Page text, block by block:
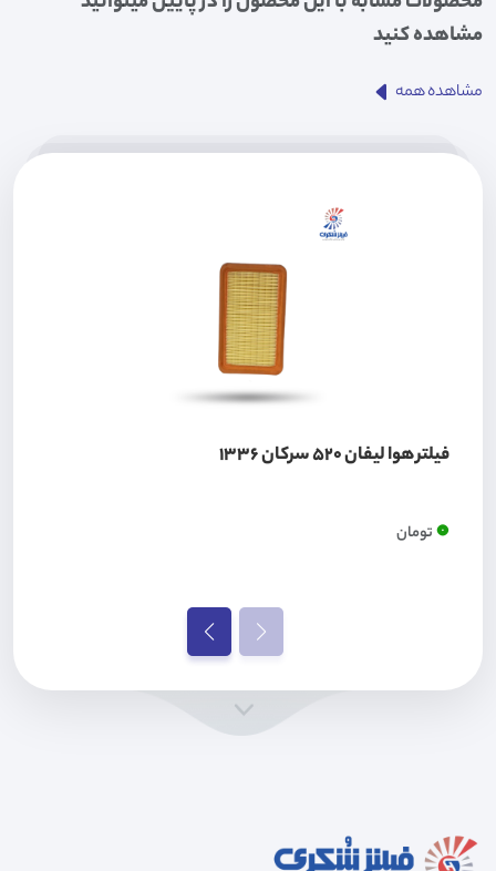
مشاهده کنید
مشاهده همه
فیلتر هوا لیفان 520 سرکان 1336
0تومان